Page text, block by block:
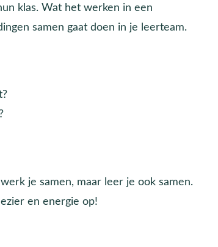
klas. Wat het werken in een
samen gaat doen in je leerteam.
je samen, maar leer je ook samen.
en energie op!